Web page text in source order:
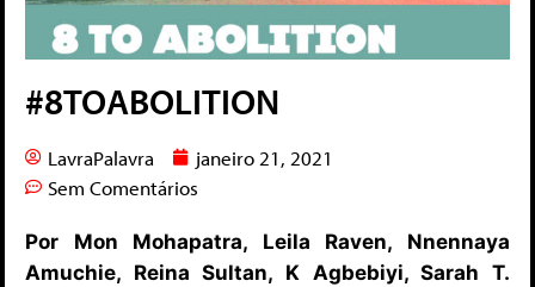
#8TOABOLITION
LavraPalavra
janeiro 21, 2021
Sem Comentários
Por Mon Mohapatra, Leila Raven, Nnennaya
Amuchie, Reina Sultan, K Agbebiyi, Sarah T.